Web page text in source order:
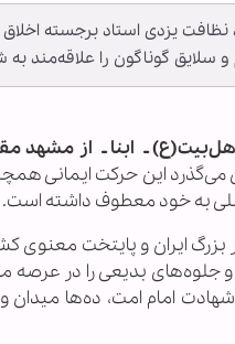
یزدی استاد برجسته اخلاق
سلایق گوناگون را علاقه‌مند
اهل‌بیت(ع)ـابناـاز مشهد
می‌گذرد این حرکت ایمانی
به خود معطوف داشته است.
بزرگ ایران و پایتخت
جلوه‌های بدیعی را در
امام امت، ده‌ها